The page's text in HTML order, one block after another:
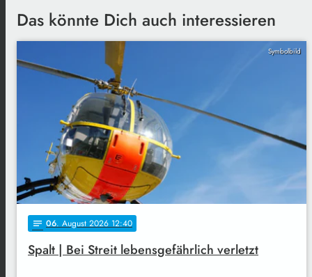
Das könnte Dich auch interessieren
Symbolbild
notes 06. August 2026 12:40
Spalt | Bei Streit lebensgefährlich verletzt